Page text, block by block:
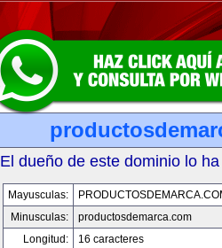
El dueño de este dominio lo
Mayusculas:
Minusculas:
productosdemarca.com
Longitud:
16 caracteres